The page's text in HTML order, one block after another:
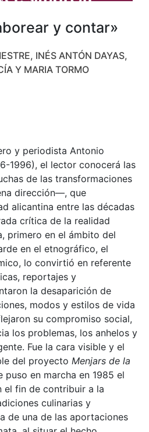
y contar»
INÉS ANTÓN DAYAS,
Y MARIA TORMO
y periodista Antonio
1996), el lector conocerá las
de las transformaciones
dirección—, que
alicantina entre las décadas
crítica de la realidad
primero en el ámbito del
en el etnográfico, el
lo convirtió en referente
reportajes y
la desaparición de
modos y estilos de vida
su compromiso social,
los problemas, los anhelos y
Fue la cara visible y el
del proyecto Menjars de la
puso en marcha en 1985 el
el fin de contribuir a la
culinarias y
de una de las aportaciones